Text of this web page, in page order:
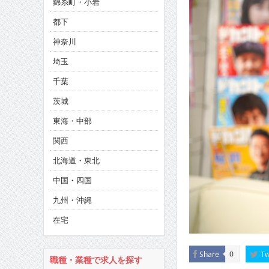
CINEMA×STYLE 286号
CINEMA×STYLE 285号
CINEMA×STYLE 294号
Share 0
都下
神奈川
埼玉
千葉
茨城
東海・中部
関西
北海道・東北
中国・四国
九州・沖縄
在宅
職種・業種で求人を探す